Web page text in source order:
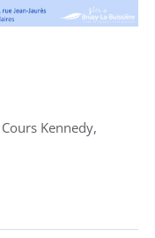
Cours Kennedy,